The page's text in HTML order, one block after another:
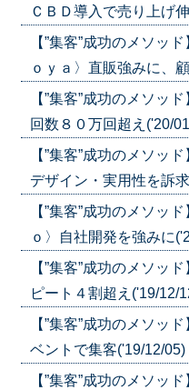
ＣＢＤ導入で売り上げ
【”集客”成功のメソ
ｏｙａ〉直販強みに、
【”集客”成功のメソッ
回数８０万回超え('20/
【”集客”成功のメソッ
デザイン・実用性を訴
【”集客”成功のメソ
ｏ〉自社開発を強みに
【”集客”成功のメソッ
ピート４割超え('19/12/
【”集客”成功のメソッ
ベントで集客('19/12/05)
【”集客”成功のメソッ